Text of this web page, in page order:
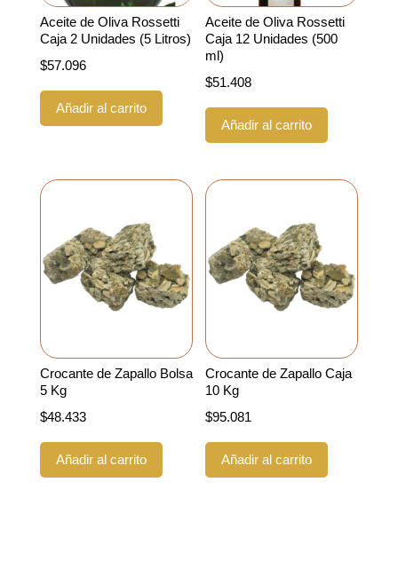
Aceite de Oliva Rossetti
Caja 2 Unidades (5 Litros)
$57.096
Añadir al carrito
Aceite de Oliva Rossetti
Caja 12 Unidades (500
ml)
$51.408
Añadir al carrito
Crocante de Zapallo Bolsa
5 Kg
$48.433
Añadir al carrito
Crocante de Zapallo Caja
10 Kg
$95.081
Añadir al carrito